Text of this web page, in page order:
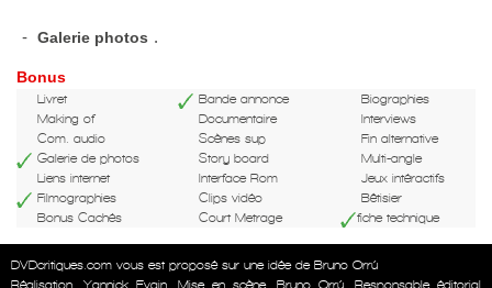
- Galerie photos .
Bonus
Livret Bande annonce
Biographies
Making of
Documentaire
Interviews
Com. audio
Scènes sup
Fin alternative
Galerie de photos
Story board
Multi-angle
Liens internet
Interface Rom
Jeux intéractifs
Filmographies
Clips vidéo
Bêtisier
Bonus Cachés
Court Metrage fiche technique
DVDcritiques.com vous est proposé sur une idée de Bruno Orrú
Réalisation
Yannick Evain Mise en scène Bruno Orrú Responsable éditorial